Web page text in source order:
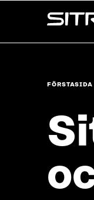
↓
FÖRSTASIDA